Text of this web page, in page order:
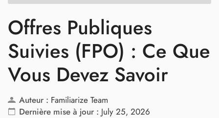
Offres Publiques
Suivies (FPO) : Ce Que
Vous Devez Savoir
Auteur : Familiarize Team
Dernière mise à jour : July 25, 2026